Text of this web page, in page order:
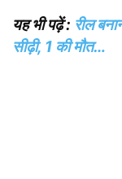
यह भी पढ़ें : रील
सीढ़ी, 1 की मौत…